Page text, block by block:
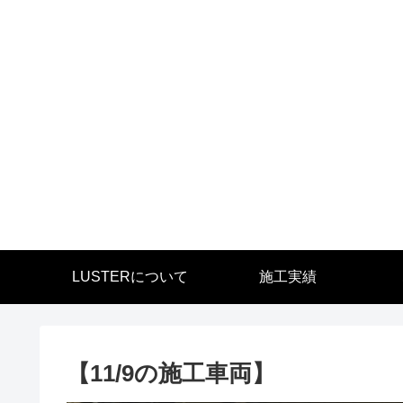
LUSTERについて 施工実績
【11/9の施工車両】